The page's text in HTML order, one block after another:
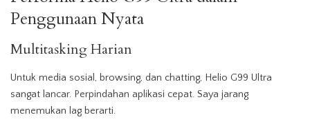
Penggunaan Nyata
Multitasking Harian
Untuk media sosial, browsing, dan chatting, Helio G99 Ultra
sangat lancar. Perpindahan aplikasi cepat. Saya jarang
menemukan lag berarti.